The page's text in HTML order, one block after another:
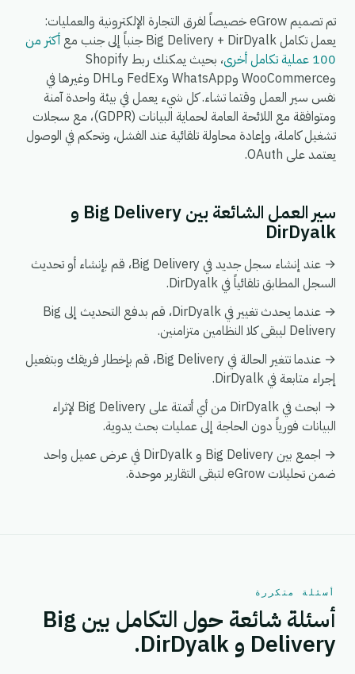
تم تصميم eGrow خصيصاً لفرق التجارة الإلكترونية والعمليات:
يعمل تكامل Big Delivery + DirDyalk جنباً إلى جنب مع
أكثر من
100 عملية تكامل أخرى
، بحيث يمكنك ربط Shopify
وWooCommerce وWhatsApp وFedEx وDHL وغيرها في
نفس سير العمل وقتما تشاء. كل شيء يعمل في بيئة واحدة آمنة
ومتوافقة مع اللائحة العامة لحماية البيانات (GDPR)، مع سجلات
تشغيل كاملة، وإعادة محاولة تلقائية عند الفشل، وتحكم في الوصول
يعتمد على OAuth.
سير العمل الشائعة بين Big Delivery و
DirDyalk
→ عند إنشاء سجل جديد في Big Delivery، قم بإنشاء أو تحديث
السجل المطابق تلقائياً في DirDyalk.
→ عندما يحدث تغيير في DirDyalk، قم بدفع التحديث إلى Big
Delivery ليبقى كلا النظامين متزامنين.
→ عندما تتغير الحالة في Big Delivery، قم بإخطار فريقك وبتفعيل
إجراء متابعة في DirDyalk.
→ ابحث في DirDyalk من أي أتمتة على Big Delivery لإثراء
البيانات فورياً دون الحاجة إلى عمليات بحث يدوية.
→ اجمع بين Big Delivery و DirDyalk في عرض عميل واحد
ضمن تحليلات eGrow لتبقى التقارير موحدة.
أسئلة متكررة
أسئلة شائعة حول التكامل بين Big
Delivery و DirDyalk.